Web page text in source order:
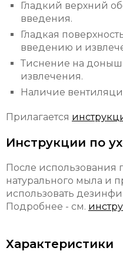
Гладкий верхний
введения.
Гладкая
введению и
Тиснение на
извлечения.
Наличие
Прилагается
Инструкции по
После использования
натурального мыла и
использовать
Подробнее - см.
Характеристики